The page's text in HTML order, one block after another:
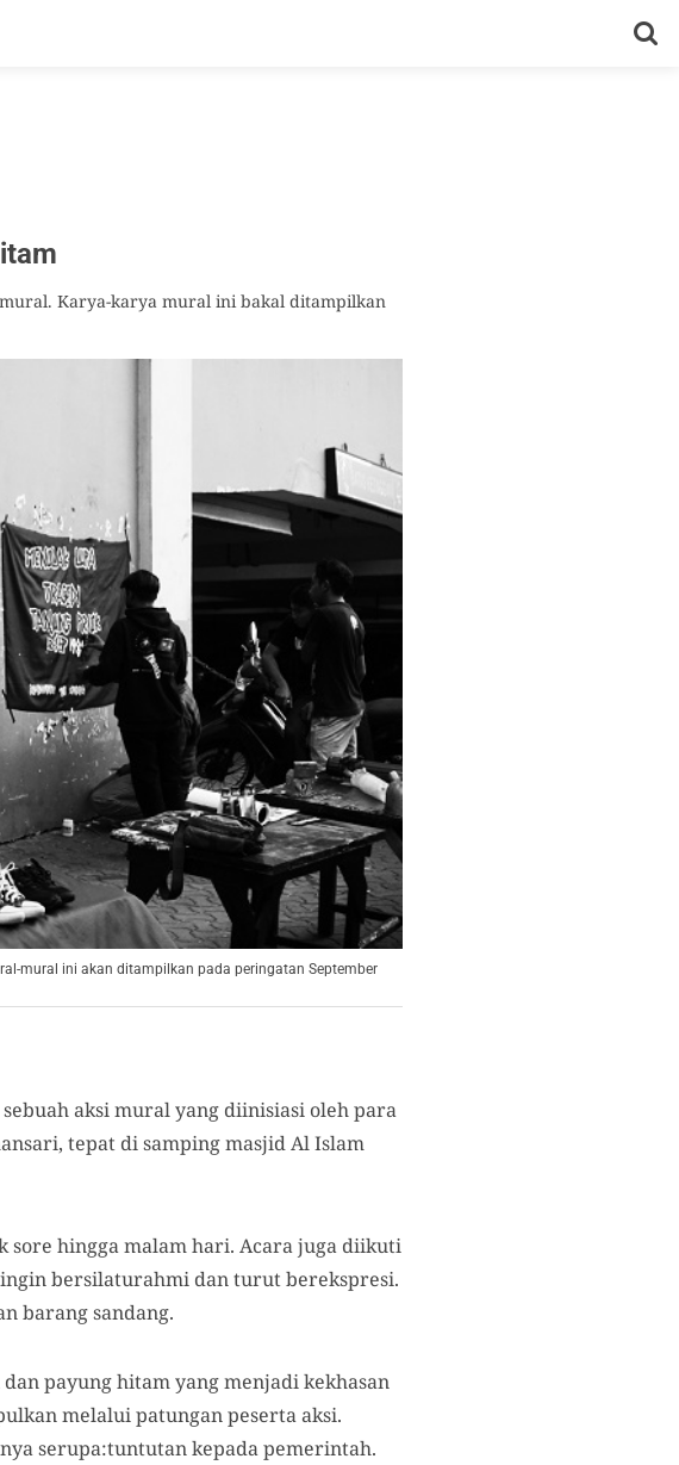
Karya-karya mural ini bakal ditampilkan
mural ini akan ditampilkan pada peringatan September
aksi mural yang diinisiasi oleh para
tepat di samping masjid Al Islam
sore hingga malam hari. Acara juga diikuti
bersilaturahmi dan turut berekspresi.
barang sandang.
payung hitam yang menjadi kekhasan
melalui patungan peserta aksi.
serupa:tuntutan kepada pemerintah.